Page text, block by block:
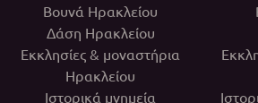
Βουνά Ηρακλείου
Δάση Ηρακλείου
Εκκλησίες & μοναστήρια
Ηρακλείου
Ιστορικά μνημεία